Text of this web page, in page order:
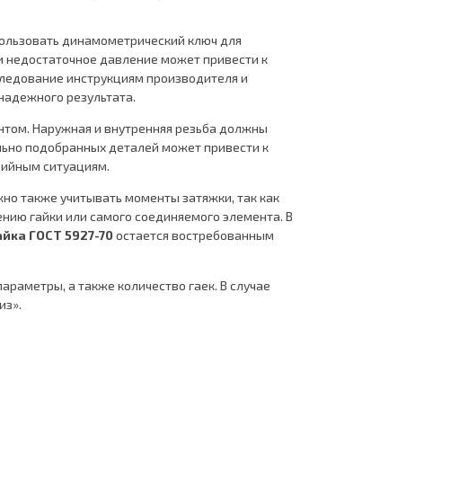
динамометрический ключ для
недостаточное давление может привести к
инструкциям производителя и
результата.
Наружная и внутренняя резьба должны
подобранных деталей может привести к
ситуациям.
также учитывать моменты затяжки, так как
гайки или самого соединяемого элемента. В
ГОСТ 5927-70остается востребованным
а также количество гаек. В случае